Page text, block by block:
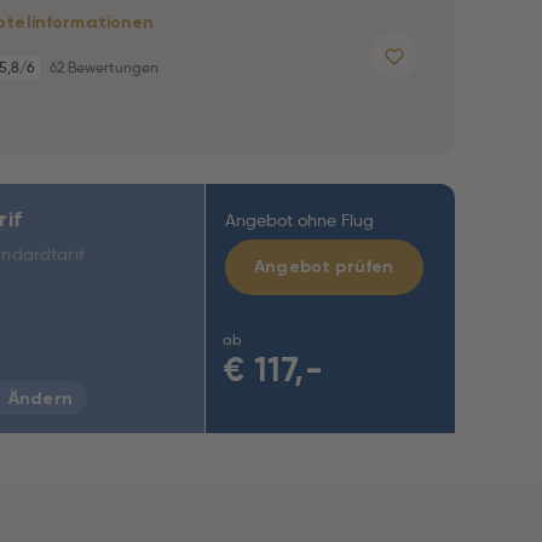
5,8/6 62 Bewertungen
Angebot ohne Flug
ab
€ 117,-
Angebot prüfen
Ändern